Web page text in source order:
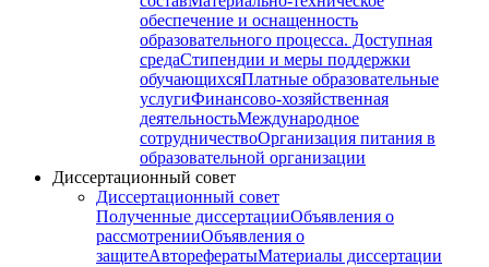
обеспечение и оснащенность
образовательного процесса. Доступная
средаСтипендии и меры поддержки
обучающихсяПлатные образовательные
услугиФинансово-хозяйственная
деятельностьМеждународное
сотрудничествоОрганизация питания в
образовательной организации
Диссертационный совет
Диссертационный совет
Полученные диссертацииОбъявления о
рассмотренииОбъявления о
защитеАвторефератыМатериалы диссертации